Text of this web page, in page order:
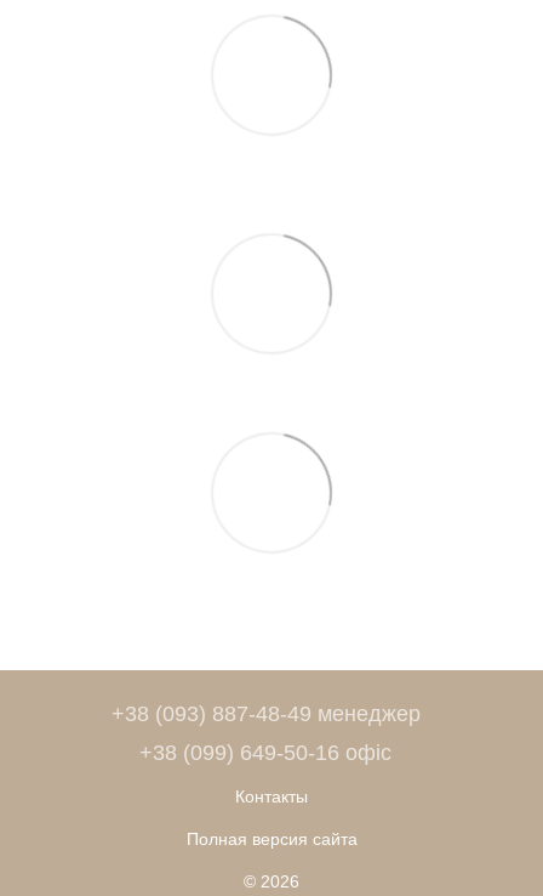
+38 (093) 887-48-49 менеджер
+38 (099) 649-50-16 офіс
Контакты
Полная версия сайта
© 2026